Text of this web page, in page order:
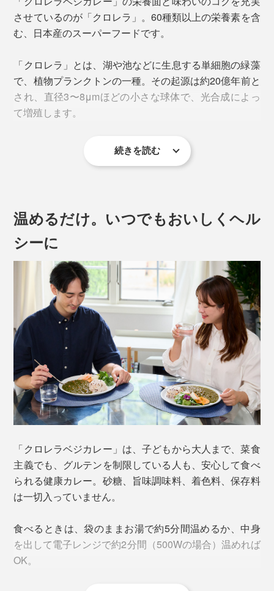
乳腺専門医であり、「がん死亡率を半減させる」を目標
に掲げる、南雲医師の監修のもと、「低糖質・高タンパ
ク質・合成添加物不使用」でレシピを設計。
菜食中心の人が陥りやすい、タンパク質・鉄分不足を
「クロレラ」で補い、野菜のみではほぼ摂れないビタミ
と！
おいしさは、カフェでの人気度とDr. 南雲が太鼓判。動
物性食材を含まないのに、コクがあってまろやか。辛過
ぎず、野菜やフルーツのさわやかな甘みが感じられる本
格的なスパイスカレーの味わい。
お腹もココロも大満足。消化もよいので、夜遅くの夕食
にもぴったりです。
させているのが「クロレラ」。60種類以上の栄養素を含
む、日本産のスーパーフードです。
「クロレラ」とは、湖や池などに生息する単細胞の緑藻
で、植物プランクトンの一種。その起源は約20億年前と
され、直径3〜8μmほどの小さな球体で、光合成によっ
て増殖します。
旺盛な増殖力で知られ、１回に４分裂（普通の動植物の
細胞は2分裂）。しかも、20時間ごとに分裂を繰り替え
しながら増えていくという、パワーの持ち主。一般的な
陸上植物の光合成効率が多くて4〜5％のところ、「クロ
レラ」は10〜20％ともいわれています。
続きを読む
温めるだけ。いつでもおいしくヘル
シーに
「クロレラベジカレー」は、子どもから大人まで、菜食
主義でも、グルテンを制限している人も、安心して食べ
られる健康カレー。砂糖、旨味調味料、着色料、保存料
は一切入っていません。
食べるときは、袋のままお湯で約5分間温めるか、中身
を出して電子レンジで約2分間（500Wの場合）温めれば
OK。